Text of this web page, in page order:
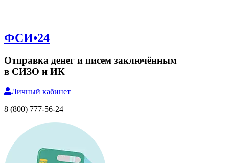
ФСИ•24
Отправка денег и писем заключённым
в СИЗО и ИК
Личный кабинет
8 (800) 777-56-24